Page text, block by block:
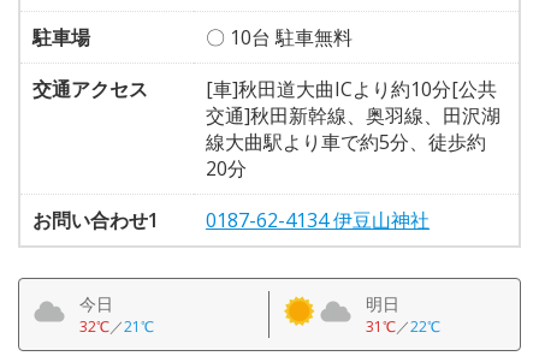
駐車場
〇 10台 駐車無料
交通アクセス
[車]秋田道大曲ICより約10分[公共
交通]秋田新幹線、奥羽線、田沢湖
線大曲駅より車で約5分、徒歩約
20分
お問い合わせ1
0187-62-4134 伊豆山神社
今日
32℃／21℃
明日
31℃／22℃